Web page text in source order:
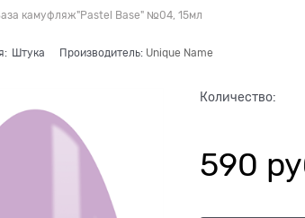
камуфляж"Pastel Base" №04, 15мл
Штука Производитель: Unique Name
Количество:
590